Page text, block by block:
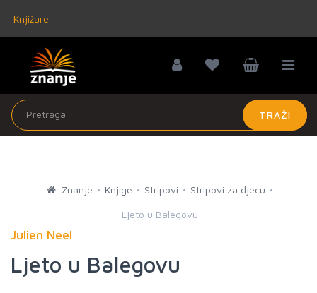
Knjižare
TRAŽI
Znanje Knjige Stripovi Stripovi za djecu
Ljeto u Balegovu
Julien Neel
Ljeto u Balegovu